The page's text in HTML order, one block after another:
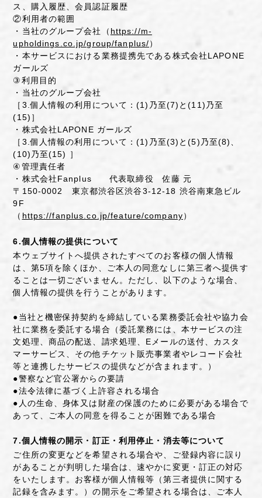
ス、購入履歴、会員認証履歴
②利用者の範囲
・当社のグループ会社（ https://m-
upholdings.co.jp/group/fanplus/）
・本サービスにおける業務提携先である株式会社LAPONE
ガールズ
③利用目的
・当社のグループ会社
［3.個人情報の利用について：(1)乃至(7)と(11)乃至
(15)］
・株式会社LAPONE ガールズ
［3.個人情報の利用について：(1)乃至(3)と(5)乃至(8)、
(10)乃至(15) ］
④管理責任者
・株式会社Fanplus 代表取締役 佐藤 元
〒150-0002 東京都渋谷区渋谷3-12-18 渋谷南東急ビル
9F
（ https://fanplus.co.jp/feature/company）
6.個人情報の提供について
本ウェブサイトへ提供されたすべてのお客様の個人情報
は、第5項を除くほか、ご本人の同意なしに第三者へ提供す
ることは一切ございません。ただし、以下のような場合、
個人情報の提供を行うことがあります。
●当社と機密保持契約を締結している業務委託会社や協力会
社に業務を委託する場合（委託業務には、本サービスの注
文処理、商品の配送、請求処理、Eメールの送付、カスタ
マーサービス、その他チケット販売事業者やレコード会社
等と連携したサービスの提供などが含まれます。）
●警察など官公署からの要請
●法令法律に基づく上許容される場合
●人の生命、身体又は財産の保護のために必要がある場合で
あって、ご本人の同意を得ることが困難である場合
7.個人情報の開示・訂正・利用停止・消去等について
ご住所の変更などを希望される場合や、ご登録内容に誤り
があることが判明した場合は、速やかに変更・訂正の対応
をいたします。お客様が個人情報等（第三者提供に関する
記録を含みます。）の開示をご希望される場合は、ご本人